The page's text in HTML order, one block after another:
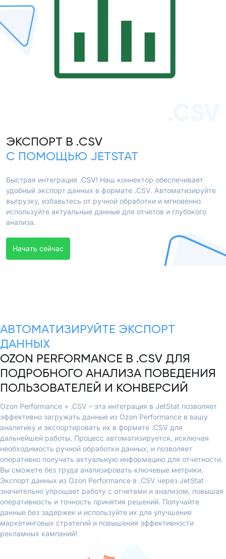
ЭКСПОРТ В .CSV
С ПОМОЩЬЮ JETSTAT
Быстрая интеграция .CSV! Наш коннектор обеспечивает
удобный экспорт данных в формате .CSV. Автоматизируйте
выгрузку, избавьтесь от ручной обработки и мгновенно
используйте актуальные данные для отчетов и глубокого
анализа.
Начать сейчас
АВТОМАТИЗИРУЙТЕ ЭКСПОРТ
ДАННЫХ
OZON PERFORMANCE В .CSV ДЛЯ
ПОДРОБНОГО АНАЛИЗА ПОВЕДЕНИЯ
ПОЛЬЗОВАТЕЛЕЙ И КОНВЕРСИЙ
Ozon Performance + .CSV – эта интеграция в JetStat позволяет
эффективно загружать данные из Ozon Performance в вашу
аналитику и экспортировать их в формате .CSV для
дальнейшей работы. Процесс автоматизируется, исключая
необходимость ручной обработки данных, и позволяет
оперативно получать актуальную информацию для отчетности.
Вы сможете без труда анализировать ключевые метрики.
Экспорт данных из Ozon Performance в .CSV через JetStat
значительно упрощает работу с отчетами и анализом, повышая
оперативность и точность принятия решений. Получайте
данные без задержек и используйте их для улучшения
маркетинговых стратегий и повышения эффективности
рекламных кампаний!